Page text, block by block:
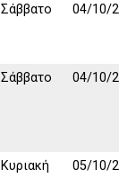
Σάββατο 04/10/25
Σάββατο 04/10/25
Κυριακή 05/10/25